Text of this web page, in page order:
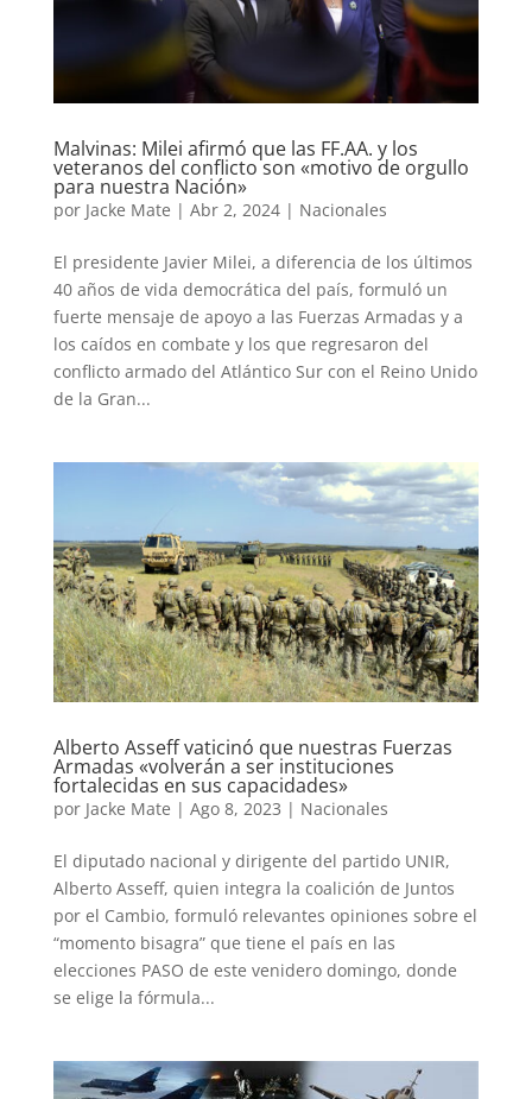
Malvinas: Milei afirmó que las FF.AA. y los
veteranos del conflicto son «motivo de orgullo
para nuestra Nación»
por Jacke Mate | Abr 2, 2024| Nacionales
El presidente Javier Milei, a diferencia de los últimos
40 años de vida democrática del país, formuló un
fuerte mensaje de apoyo a las Fuerzas Armadas y a
los caídos en combate y los que regresaron del
conflicto armado del Atlántico Sur con el Reino Unido
de la Gran...
Alberto Asseff vaticinó que nuestras Fuerzas
Armadas «volverán a ser instituciones
fortalecidas en sus capacidades»
por Jacke Mate | Ago 8, 2023 | Nacionales
El diputado nacional y dirigente del partido UNIR,
Alberto Asseff, quien integra la coalición de Juntos
por el Cambio, formuló relevantes opiniones sobre el
“momento bisagra” que tiene el país en las
elecciones PASO de este venidero domingo, donde
se elige la fórmula...